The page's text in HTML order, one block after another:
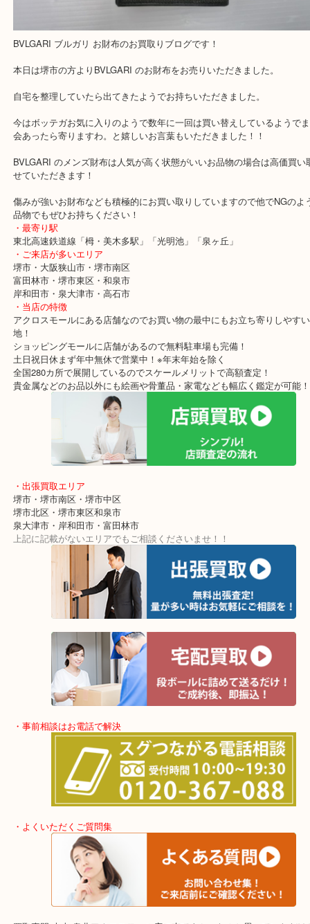
BVLGARI ブルガリ お財布のお買取りブログです！
自宅を整理していたら出てきたようでお持ちいただきました。
今はボッテガお気に入りのようで数年に一回は買い替えしているよ
会あったら寄りますわ。と嬉しいお言葉もいただきました！！
BVLGARI のメンズ財布は人気が高く状態がいいお品物の場合は高
せていただきます！
傷みが強いお財布なども積極的にお買い取りしていますので他で
品物でもぜひお持ちください！
・最寄り駅
東北高速鉄道線「栂・美木多駅」「光明池」「泉ヶ丘」
・ご来店が多いエリア
堺市・大阪狭山市・堺市南区
富田林市・堺市東区・和泉市
岸和田市・泉大津市・高石市
アクロスモールにある店舗なのでお買い物の最中にもお立ち寄りし
ショッピングモールに店舗があるので無料駐車場も完備！
土日祝日休まず年中無休で営業中！※年末年始を除く
貴金属などのお品以外にも絵画や骨董品・家電なども幅広く鑑定が
・出張買取エリア
堺市・堺市南区・堺市中区
堺市北区・堺市東区和泉市
泉大津市・岸和田市・富田林市
上記に記載がないエリアでもご相談くださいませ！！
・事前相談はお電話で解決